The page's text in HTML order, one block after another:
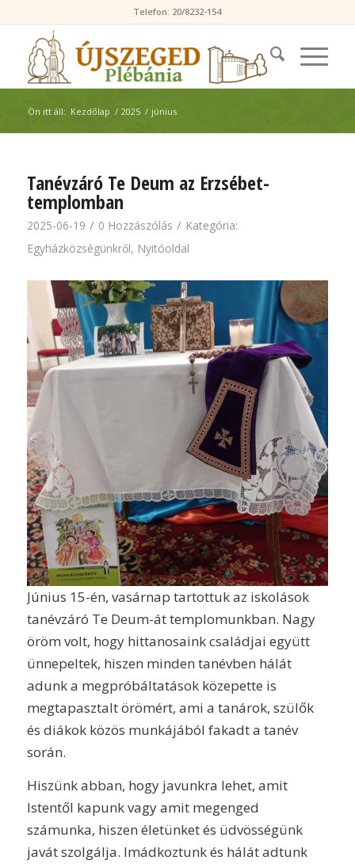
Telefon: 20/8232-154
Ön itt áll: Kezdőlap / 2025 / június
Tanévzáró Te Deum az Erzsébet-
templomban
2025-06-19 / 0 Hozzászólás / Kategória:
Egyházközségünkről, Nyitóoldal
Június 15-én, vasárnap tartottuk az iskolások
tanévzáró Te Deum-át templomunkban. Nagy
öröm volt, hogy hittanosaink családjai együtt
ünnepeltek, hiszen minden tanévben hálát
adunk a megpróbáltatások közepette is
megtapasztalt örömért, ami a tanárok, szülők
és diákok közös munkájából fakadt a tanév
során.
Hiszünk abban, hogy javunkra lehet, amit
Istentől kapunk vagy amit megenged
számunka, hiszen életünket és üdvösségünk
javát szolgálja. Imádkoztunk és hálát adtunk